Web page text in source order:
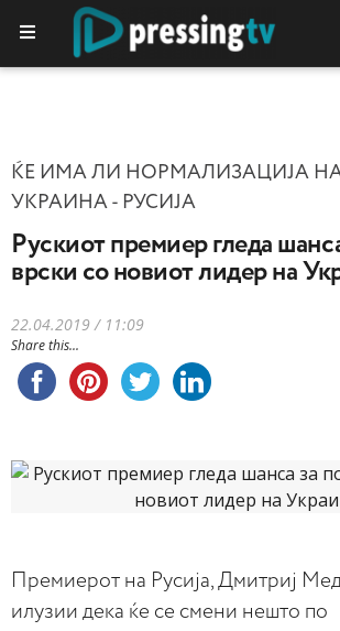
ЌЕ ИМА ЛИ НОРМАЛИЗАЦИЈА
УКРАИНА - РУСИЈА
Рускиот премиер гледа
врски со новиот лидер на
22.04.2019 / 11:09
Share this...
Премиерот на Русија, Дмитриј
илузии дека ќе се смени нешто по